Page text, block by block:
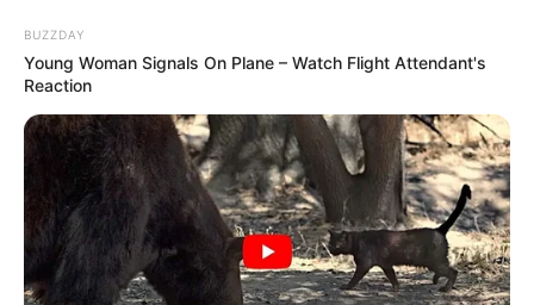
BUZZDAY
Young Woman Signals On Plane – Watch Flight Attendant's
Reaction